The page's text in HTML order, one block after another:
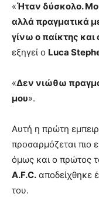
«Ήταν δύσκολο.
αλλά πραγματικά
γίνω ο παίκτης
εξηγεί ο Luca
«Δεν νιώθω
μου».
Αυτή η πρώτη
προσαρμόζεται πιο
όμως και ο πρώτος
A.F.C. αποδείχθηκε
του.